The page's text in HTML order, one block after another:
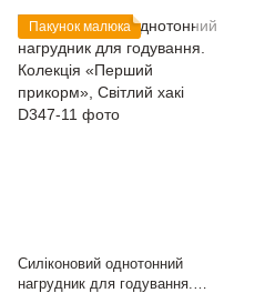
Пакунок малюка
Силіконовий однотонний
нагрудник для годування.